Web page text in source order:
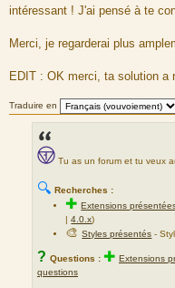
a
g
intéressant ! J'ai pensé à te
Merci, je regarderai plus
EDIT : OK merci, ta solution a
Traduire en
Tu as un forum et tu veux
🔍 Recherches :
✚Extensions
|4.0.x)
🎨Styles présentés -
? Questions : ✚ Extensions
questions